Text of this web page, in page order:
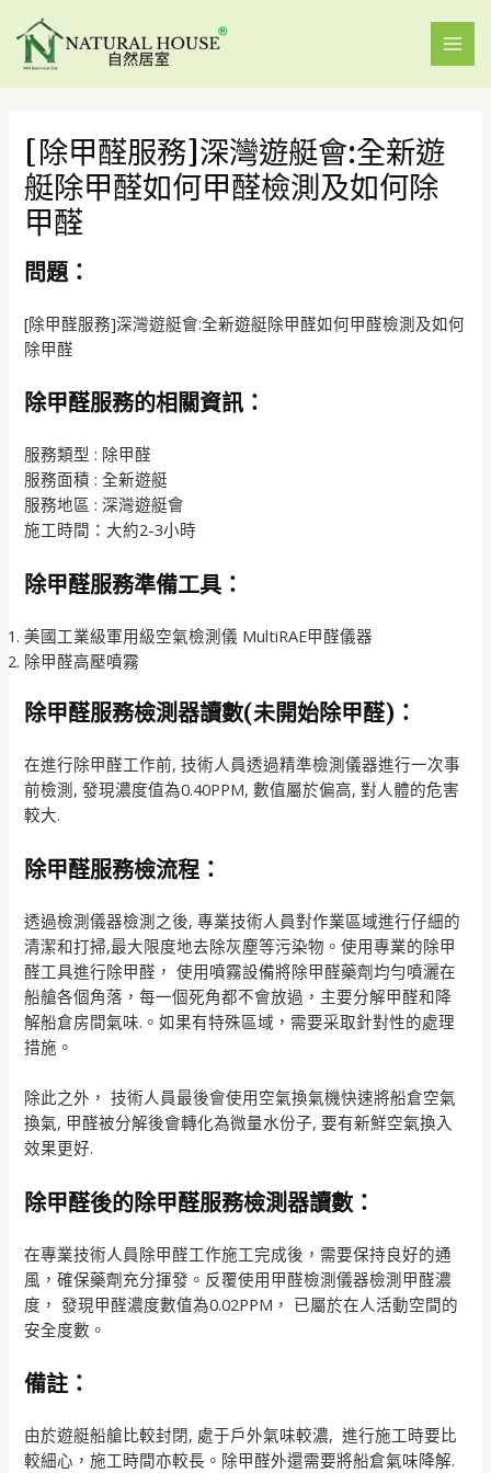
[除甲醛服務]深灣遊艇會:全新遊
艇除甲醛如何甲醛檢測及如何除
甲醛
問題：
[除甲醛服務]深灣遊艇會:全新遊艇除甲醛如何甲醛檢測及如何
除甲醛
除甲醛服務的相關資訊：
服務類型 : 除甲醛
服務面積 : 全新遊艇
服務地區 : 深灣遊艇會
施工時間：大約2-3小時
除甲醛服務準備工具：
美國工業級軍用級空氣檢測儀 MultiRAE甲醛儀器
除甲醛高壓噴霧
除甲醛服務檢測器讀數(未開始除甲醛)：
在進行除甲醛工作前, 技術人員透過精準檢測儀器進行一次事
前檢測, 發現濃度值為0.40PPM, 數值屬於偏高, 對人體的危害
較大.
除甲醛服務檢流程：
透過檢測儀器檢測之後, 專業技術人員對作業區域進行仔細的
清潔和打掃,最大限度地去除灰塵等污染物。使用專業的除甲
醛工具進行除甲醛， 使用噴霧設備將除甲醛藥劑均勻噴灑在
船艙各個角落，每一個死角都不會放過，主要分解甲醛和降
解船倉房間氣味.。如果有特殊區域，需要采取針對性的處理
措施。
除此之外， 技術人員最後會使用空氣換氣機快速將船倉空氣
換氣, 甲醛被分解後會轉化為微量水份子, 要有新鮮空氣換入
效果更好.
除甲醛後的除甲醛服務檢測器讀數：
在專業技術人員除甲醛工作施工完成後，需要保持良好的通
風，確保藥劑充分揮發。反覆使用甲醛檢測儀器檢測甲醛濃
度， 發現甲醛濃度數值為0.02PPM， 已屬於在人活動空間的
安全度數。
備註：
由於遊艇船艙比較封閉, 處于戶外氣味較濃, 進行施工時要比
較細心，施工時間亦較長。除甲醛外還需要將船倉氣味降解.